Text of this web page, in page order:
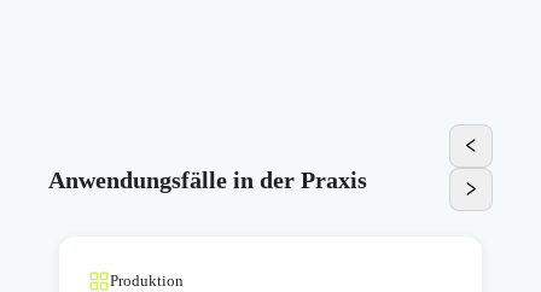
Anwendungsfälle in der Praxis
Produktion